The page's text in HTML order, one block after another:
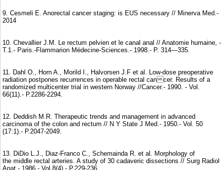
9. Cesmeli E. Anorectal cancer staging: is EUS necessary // Minerva Med.-
2014
10. Chevallier J.M. Le rectum pelvien et le canal anal // Anatomie humaine, -
T.1.- Paris.-Flammarion Médecine-Sciences.- 1998.- P. 314—335.
11. Dahl O., Horn A., Morild I., Halvorsen J.F et al. Low-dose preoperative
radiation postpones recurrences in operable rectal cancer. Results of a
randomized multicenter trial in western Norway //Cancer.- 1990. - Vol.
66(11).- P.2286-2294.
12. Deddish M.R. Therapeutic trends and management in advanced
carcinoma of the colon and rectum // N Y State J Med.- 1950.- Vol. 50
(17:1).- P.2047-2049.
13. DiDio L.J., Diaz-Franco C., Schemainda R. et al. Morphology of
the middle rectal arteries. A study of 30 cadaveric dissections // Surg Radiol
Anat.- 1986.- Vol.8(4).- P.229-236.